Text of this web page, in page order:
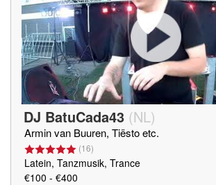
DJ BatuCada43 (NL)
Armin van Buuren, Tiësto etc.
(16)
Latein, Tanzmusik, Trance
€100 - €400